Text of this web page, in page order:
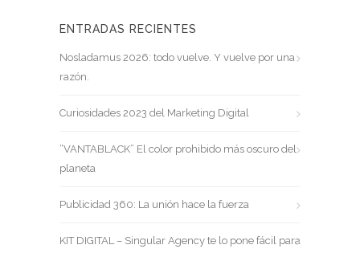
ENTRADAS RECIENTES
Nosladamus 2026: todo vuelve. Y vuelve por una
razón.
Curiosidades 2023 del Marketing Digital
“VANTABLACK” El color prohibido más oscuro del
planeta
Publicidad 360: La unión hace la fuerza
KIT DIGITAL – Singular Agency te lo pone fácil para